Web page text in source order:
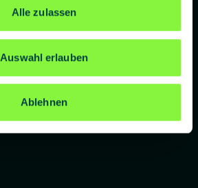
Alle zulassen
Auswahl erlauben
Ablehnen